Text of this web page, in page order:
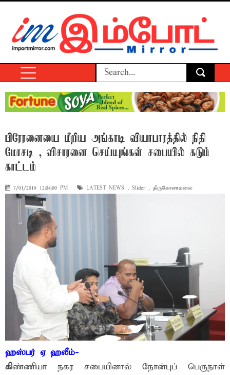
பிரேரனையை மீறிய அங்காடி வியாபாரத்தில் நிதி
மோசடி , விசாரனை செய்யுங்கள் சபையில் கடும்
காட்டம்
7/01/2019 12:04:00 PM LATEST NEWS , Slider , திருகோணமலை
ஹஸ்பர் ஏ ஹலீம்-
கிண்ணியா நகர சபையினால் நோன்புப் பெருநாள்